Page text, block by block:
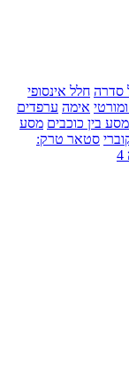
סדרה חלל אינסופי
אימה ערפדים
מסע בין כוכבים מסע
סטאר טרק: